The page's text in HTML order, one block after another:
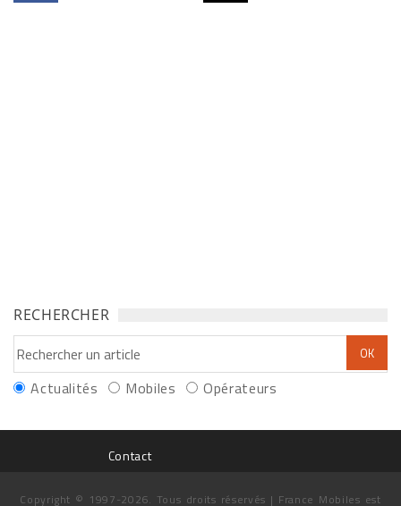
RECHERCHER
Actualités Mobiles Opérateurs
Contact
Copyright © 1997-2026. Tous droits réservés | France Mobiles est